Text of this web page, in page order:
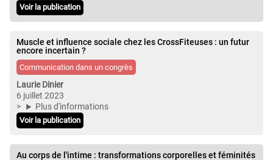
Voir la publication
Muscle et influence sociale chez les CrossFiteuses : un futur
encore incertain ?
Communication dans un congrès
Laurie Dinier
6 juillet 2023
Plus d'informations
Voir la publication
Au corps de l'intime : transformations corporelles et féminités